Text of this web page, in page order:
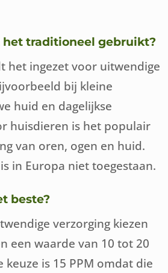
het traditioneel gebruikt?
het ingezet voor uitwendige
bij kleine
huid en dagelijkse
huisdieren is het populair
van oren, ogen en huid.
in Europa niet toegestaan.
beste?
verzorging kiezen
een waarde van 10 tot 20
keuze is 15 PPM omdat die